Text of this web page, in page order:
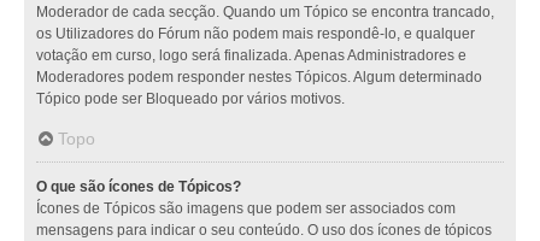
Moderador de cada secção. Quando um Tópico se encontra trancado,
os Utilizadores do Fórum não podem mais respondê-lo, e qualquer
votação em curso, logo será finalizada. Apenas Administradores e
Moderadores podem responder nestes Tópicos. Algum determinado
Tópico pode ser Bloqueado por vários motivos.
Topo
O que são ícones de Tópicos?
Ícones de Tópicos são imagens que podem ser associados com
mensagens para indicar o seu conteúdo. O uso dos ícones de tópicos